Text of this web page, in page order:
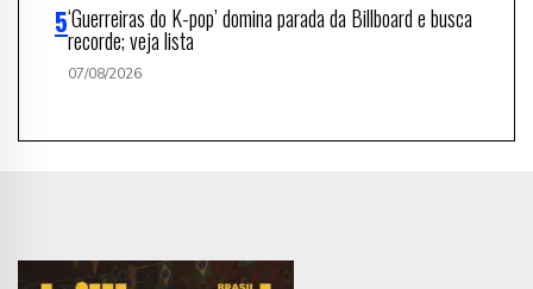
‘Guerreiras do K-pop’ domina parada da Billboard e busca
recorde; veja lista
07/08/2026